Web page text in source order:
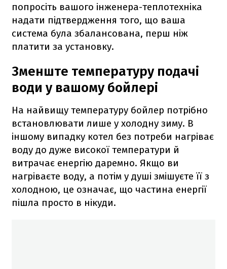
попросіть вашого інженера-теплотехніка
надати підтвердження того, що ваша
система була збалансована, перш ніж
платити за установку.
Зменште температуру подачі
води у вашому бойлері
На найвищу температуру бойлер потрібно
встановлювати лише у холодну зиму. В
іншому випадку котел без потреби нагріває
воду до дуже високої температури й
витрачає енергію даремно. Якщо ви
нагріваєте воду, а потім у душі змішуєте її з
холодною, це означає, що частина енергії
пішла просто в нікуди.